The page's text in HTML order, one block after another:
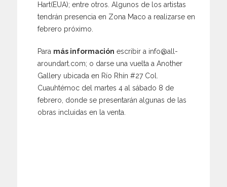
Hart(EUA); entre otros. Algunos de los artistas
tendrán presencia en Zona Maco a realizarse en
febrero próximo.
Para más información escribir a info@all-
aroundart.com; o darse una vuelta a Another
Gallery ubicada en Río Rhín #27 Col.
Cuauhtémoc del martes 4 al sábado 8 de
febrero, donde se presentarán algunas de las
obras incluidas en la venta.